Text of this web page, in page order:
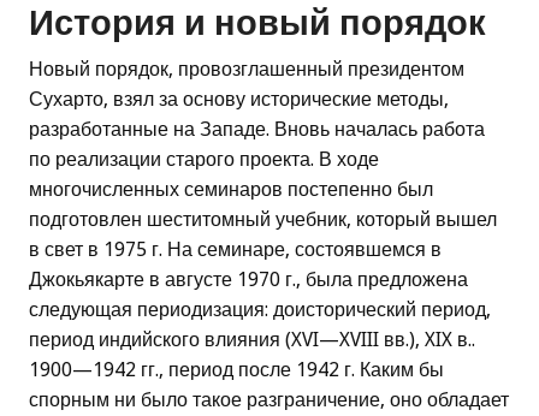
История и новый порядок
Новый порядок, провозглашенный президентом
Сухарто, взял за основу исторические методы,
разработанные на Западе. Вновь началась работа
по реализации старого проекта. В ходе
многочисленных семинаров постепенно был
подготовлен шеститомный учебник, который вышел
в свет в 1975 г. На семинаре, состоявшемся в
Джокьякарте в августе 1970 г., была предложена
следующая периодизация: доисторический период,
период индийского влияния (XVI—XVIII вв.), XIX в..
1900—1942 гг., период после 1942 г. Каким бы
спорным ни было такое разграничение, оно обладает